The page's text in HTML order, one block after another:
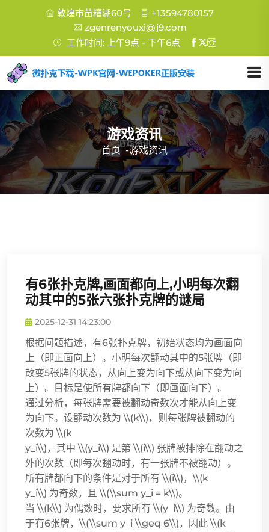
敦煌市苗糟湖60号
+13594780157
zgenrenyouxi@j9.com
工作时间: 上午9点 - 下午6点
游戏资讯
首页 -游戏资讯
有6张扑克牌,画面都向上,小明每次翻
动其中的5张六张扑克牌的谜局
2025-12-31 14:23:00
根据问题描述，有6张扑克牌，初始状态均为画面向
上（即正面向上）。小明每次翻动其中的5张牌（即
改变5张牌的状态，从向上变为向下或从向下变为向
上）。目标是使所有牌都向下（即画面向下）。
通过分析，每张牌需要被翻动奇数次才能从向上变
为向下。设翻动次数为 \\(k\\)，则每张牌被翻动的
次数为 \\(k
y_i\\)，其中 \\(y_i\\) 是第 \\(i\\) 张牌被排除在翻动之
外的次数（即每次翻动时，有一张牌不被翻动）。
所有牌都向下的条件是对于所有 \\(i\\)，\\(k
y_i\\) 为奇数，且 \\(\\sum y_i = k\\)。
当 \\(k\\) 为偶数时，要求所有 \\(y_i\\) 为奇数。由
于有6张牌，\\(\\sum y_i \\geq 6\\)，因此 \\(k